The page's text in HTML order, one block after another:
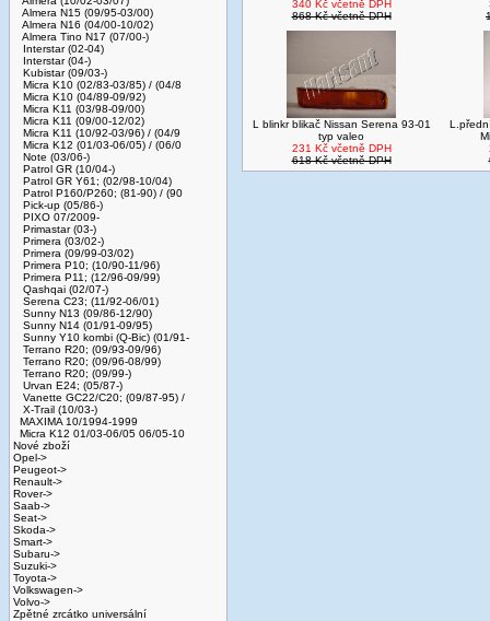
Almera N15 (09/95-03/00)
Almera N16 (04/00-10/02)
Almera Tino N17 (07/00-)
Interstar (02-04)
Interstar (04-)
Kubistar (09/03-)
Micra K10 (02/83-03/85) / (04/8
Micra K10 (04/89-09/92)
Micra K11 (03/98-09/00)
Micra K11 (09/00-12/02)
Micra K11 (10/92-03/96) / (04/9
Micra K12 (01/03-06/05) / (06/0
Note (03/06-)
Patrol GR (10/04-)
Patrol GR Y61; (02/98-10/04)
Patrol P160/P260; (81-90) / (90
Pick-up (05/86-)
PIXO 07/2009-
Primastar (03-)
Primera (03/02-)
Primera (09/99-03/02)
Primera P10; (10/90-11/96)
Primera P11; (12/96-09/99)
Qashqai (02/07-)
Serena C23; (11/92-06/01)
Sunny N13 (09/86-12/90)
Sunny N14 (01/91-09/95)
Sunny Y10 kombi (Q-Bic) (01/91-
Terrano R20; (09/93-09/96)
Terrano R20; (09/96-08/99)
Terrano R20; (09/99-)
Urvan E24; (05/87-)
Vanette GC22/C20; (09/87-95) /
X-Trail (10/03-)
MAXIMA 10/1994-1999
Micra K12 01/03-06/05 06/05-10
Nové zboží
Opel->
Peugeot->
Renault->
Rover->
Saab->
Seat->
Skoda->
Smart->
Subaru->
Suzuki->
Toyota->
Volkswagen->
Volvo->
Zpětné zrcátko universální
340 Kč včetně DPH
868 Kč včetně DPH
L blinkr blikač Nissan Serena 93-01
typ valeo
231 Kč včetně DPH
618 Kč včetně DPH